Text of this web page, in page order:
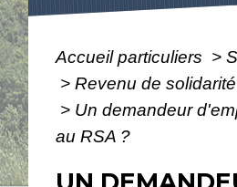
Accueil particuliers >
> Revenu de
> Un demandeur
au RSA ?